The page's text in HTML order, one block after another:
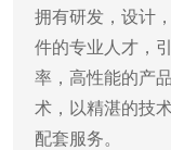
拥有研发，设计
件的专业人才，
率，高性能的产
术，以精湛的技
配套服务。